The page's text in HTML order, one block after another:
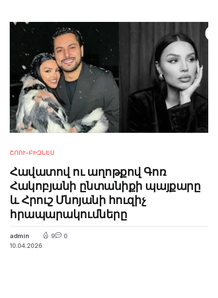
ՇՈՈՒ-ԲԻԶՆԵՍ
Հավատով ու աղոթքով Գոռ
Հակոբյանի ընտանիքի պայքարը
և Հրուշ Մնոյանի հուզիչ
հրապարակումները
admin
10.04.2026
9 0